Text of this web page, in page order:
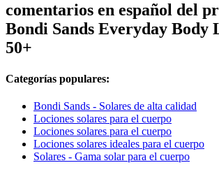
comentarios en español del
Bondi Sands Everyday Body
50+
Categorías populares:
Bondi Sands - Solares de alta calidad
Lociones solares para el cuerpo
Lociones solares para el cuerpo
Lociones solares ideales para el cuerpo
Solares - Gama solar para el cuerpo